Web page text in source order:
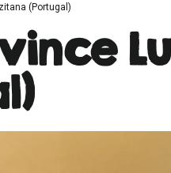
(Portugal)